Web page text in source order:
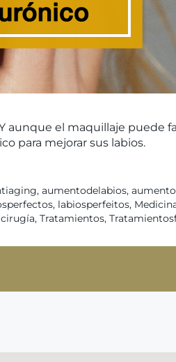
aunque el maquillaje puede
para mejorar sus labios.
,aumentodelabios,
, labiosperfeitos,
, Tratamientos,